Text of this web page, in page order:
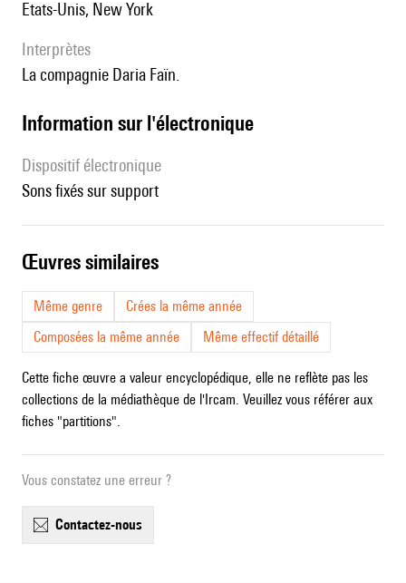
Etats-Unis, New York
interprètes
la compagnie Daria Faïn.
Information sur l'électronique
Dispositif électronique
sons fixés sur support
œuvres similaires
Même genre
Crées la même année
Composées la même année
Même effectif détaillé
Cette fiche œuvre a valeur encyclopédique, elle ne reflète pas les
collections de la médiathèque de l'Ircam. Veuillez vous référer aux
fiches "partitions".
Vous constatez une erreur ?
contactez-nous